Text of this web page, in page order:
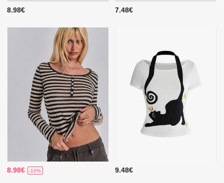
8.98€ 7.48€
8.98€ -10% 9.48€